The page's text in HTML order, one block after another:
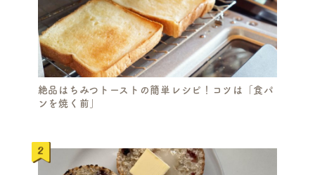
絶品はちみつトーストの簡単レシピ！コツは「食パ
ンを焼く前」